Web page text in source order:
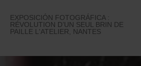
content
EXPOSICIÓN FOTOGRÁFICA :
RÉVOLUTION D’UN SEUL BRIN DE
PAILLE L'ATELIER, NANTES